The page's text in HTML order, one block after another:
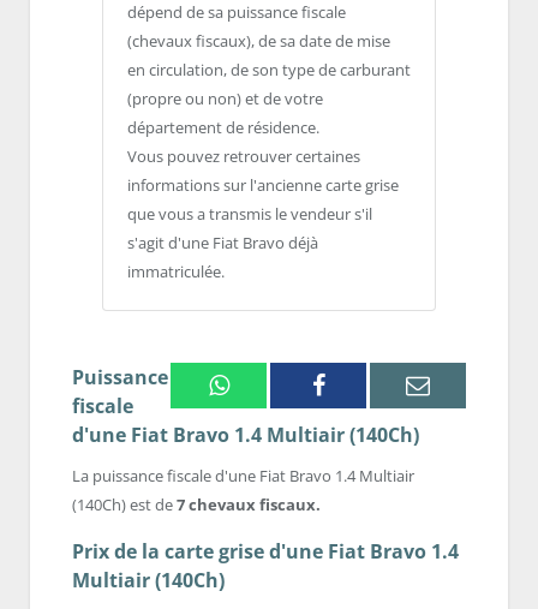
dépend de sa puissance fiscale
(chevaux fiscaux), de sa date de mise
en circulation, de son type de carburant
(propre ou non) et de votre
département de résidence.
Vous pouvez retrouver certaines
informations sur l'ancienne carte grise
que vous a transmis le vendeur s'il
s'agit d'une Fiat Bravo déjà
immatriculée.
WhatsappFacebook Email
Puissance
fiscale
d'une Fiat Bravo 1.4 Multiair (140Ch)
La puissance fiscale d'une Fiat Bravo 1.4 Multiair
(140Ch) est de7 chevaux fiscaux.
Prix de la carte grise d'une Fiat Bravo 1.4
Multiair (140Ch)